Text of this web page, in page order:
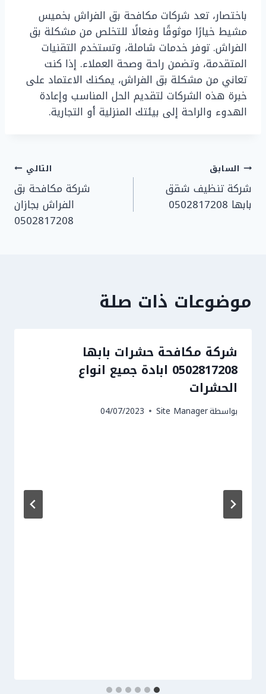
باختصار، تعد شركات مكافحة بق الفراش بخميس
مشيط خيارًا موثوقًا وفعالًا للتخلص من مشكلة بق
الفراش. توفر خدمات شاملة، وتستخدم التقنيات
المتقدمة، وتضمن راحة وصحة العملاء. إذا كنت
تعاني من مشكلة بق الفراش، يمكنك الاعتماد على
خبرة هذه الشركات لتقديم الحل المناسب وإعادة
الهدوء والراحة إلى بيئتك المنزلية أو التجارية.
تصفّح
المقالات
السابق
شركة تنظيف شقق
بابها 0502817208
التالي
شركة مكافحة بق
الفراش بجازان
0502817208
موضوعات ذات صلة
شركة مكافحة حشرات بابها
0502817208 ابادة جميع انواع
الحشرات
بواسطةSite Manager
04/07/2023